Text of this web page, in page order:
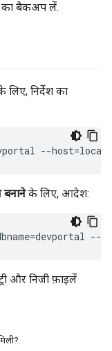
का बैकअप लें.
निर्देश का
--
के लिए, आदेश:
--
और निजी फ़ाइलें